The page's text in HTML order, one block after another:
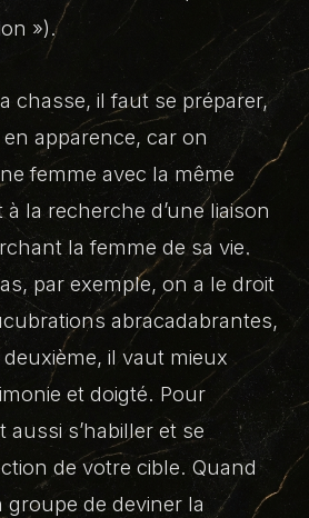
»).
chasse, il faut se préparer,
apparence, car on
femme avec la même
la recherche d’une liaison
la femme de sa vie.
par exemple, on a le droit
abracadabrantes,
il vaut mieux
et doigté. Pour
aussi s’habiller et se
de votre cible. Quand
de deviner la